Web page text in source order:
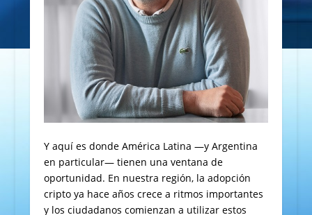
Y aquí es donde América Latina —y Argentina
en particular— tienen una ventana de
oportunidad. En nuestra región, la adopción
cripto ya hace años crece a ritmos importantes
y los ciudadanos comienzan a utilizar estos